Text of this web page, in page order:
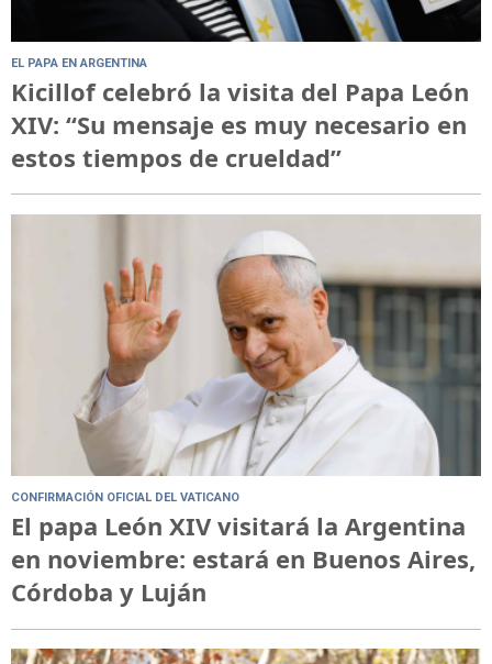
EL PAPA EN ARGENTINA
Kicillof celebró la visita del Papa León
XIV: “Su mensaje es muy necesario en
estos tiempos de crueldad”
CONFIRMACIÓN OFICIAL DEL VATICANO
El papa León XIV visitará la Argentina
en noviembre: estará en Buenos Aires,
Córdoba y Luján